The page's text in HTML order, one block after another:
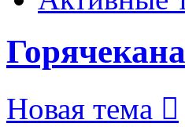
Новая тема